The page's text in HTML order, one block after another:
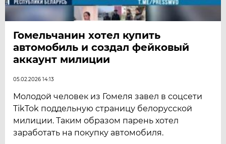
Гомельчанин хотел купить
автомобиль и создал фейковый
аккаунт милиции
05.02.2026 14:13
Молодой человек из Гомеля завел в соцсети
TikTok поддельную страницу белорусской
милиции. Таким образом парень хотел
заработать на покупку автомобиля.